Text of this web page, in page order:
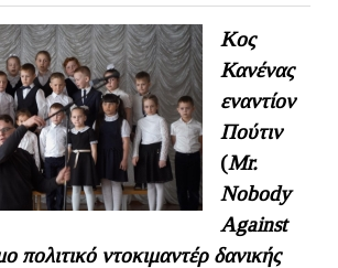
Κος
Κανένας
εναντίον
Πούτιν
(Mr.
Nobody
Against
πολιτικό ντοκιμαντέρ δανικής